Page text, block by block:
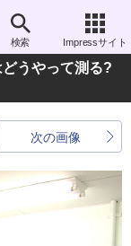
検索 Impressサイト
うやって測る?
次の画像